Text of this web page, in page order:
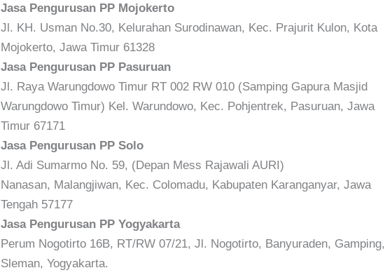
Jasa Pengurusan PP Mojokerto
Jl. KH. Usman No.30, Kelurahan Surodinawan, Kec. Prajurit Kulon, Kota
Mojokerto, Jawa Timur 61328
Jasa Pengurusan PP Pasuruan
Jl. Raya Warungdowo Timur RT 002 RW 010 (Samping Gapura Masjid
Warungdowo Timur) Kel. Warundowo, Kec. Pohjentrek, Pasuruan, Jawa
Timur 67171
Jasa Pengurusan PP Solo
Jl. Adi Sumarmo No. 59, (Depan Mess Rajawali AURI)
Nanasan, Malangjiwan, Kec. Colomadu, Kabupaten Karanganyar, Jawa
Tengah 57177
Jasa Pengurusan PP Yogyakarta
Perum Nogotirto 16B, RT/RW 07/21, Jl. Nogotirto, Banyuraden, Gamping,
Sleman, Yogyakarta.